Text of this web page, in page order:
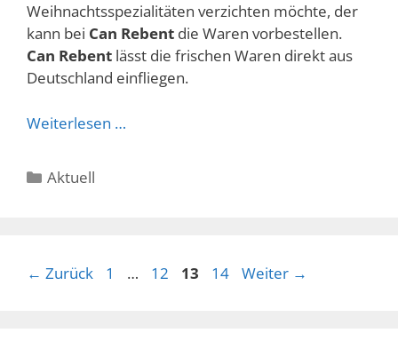
Weihnachtsspezialitäten verzichten möchte, der
kann bei Can Rebent die Waren vorbestellen.
Can Rebent lässt die frischen Waren direkt aus
Deutschland einfliegen.
Weiterlesen …
Kategorien
Aktuell
← Zurück Seite
1 … Seite
12 Seite
13 Seite
14 Weiter →